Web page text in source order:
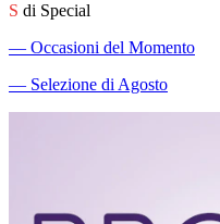
S di Special
― Occasioni del Momento
― Selezione di Agosto